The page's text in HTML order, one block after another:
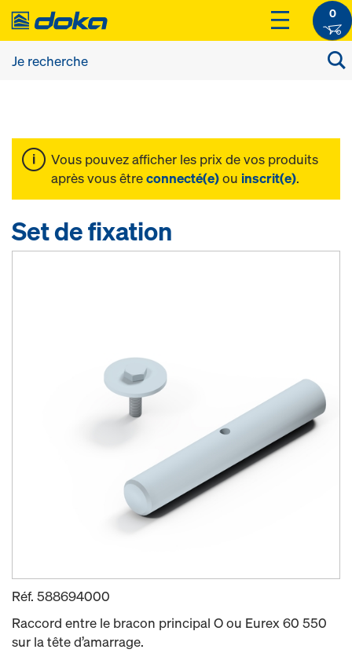
0
Vous pouvez afficher les prix de vos produits
après vous êtreconnecté(e)ou inscrit(e).
Set de fixation
Réf. 588694000
Raccord entre le bracon principal O ou Eurex 60 550
sur la tête d’amarrage.